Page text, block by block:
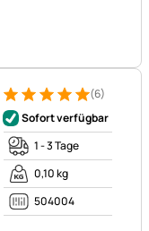
Bewertung: 5 von 5 (6
6 Bewertungen
(6)
Sofort verfügbar
1 - 3 Tage
0,10 kg
504004